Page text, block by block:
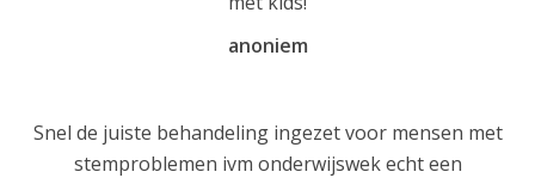
anoniem
Snel de juiste behandeling ingezet voor mensen met
stemproblemen ivm onderwijswek echt een